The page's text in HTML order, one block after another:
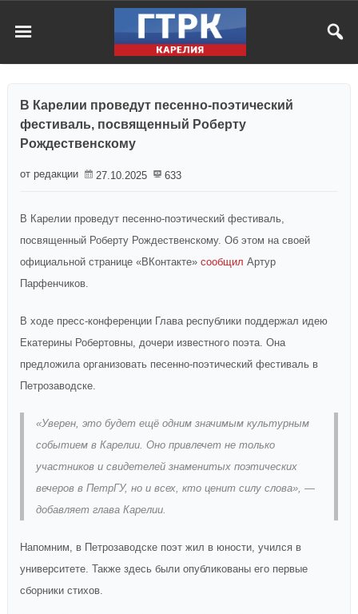
В Карелии проведут песенно-поэтический
фестиваль, посвященный Роберту
Рождественскому
от редакции 27.10.2025 633
В Карелии проведут песенно-поэтический фестиваль,
посвященный Роберту Рождественскому. Об этом на своей
официальной странице «ВКонтакте» сообщил Артур
Парфенчиков.
В ходе пресс-конференции Глава республики поддержал идею
Екатерины Робертовны, дочери известного поэта. Она
предложила организовать песенно-поэтический фестиваль в
Петрозаводске.
«Уверен, это будет ещё одним значимым культурным
событием в Карелии. Оно привлечет не только
участников и свидетелей знаменитых поэтических
вечеров в ПетрГУ, но и всех, кто ценит силу слова», —
добавляет глава Карелии.
Напомним, в Петрозаводске поэт жил в юности, учился в
университете. Также здесь были опубликованы его первые
сборники стихов.